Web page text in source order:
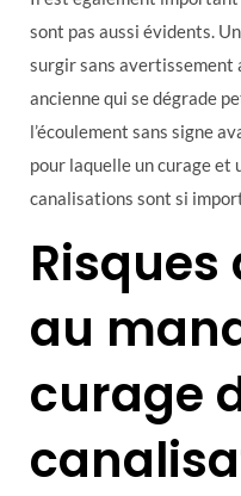
sont pas aussi évidents.
surgir sans avertissement
ancienne qui se dégrade
l’écoulement sans signe
pour laquelle un curage
canalisations sont si
Risques
au
curage